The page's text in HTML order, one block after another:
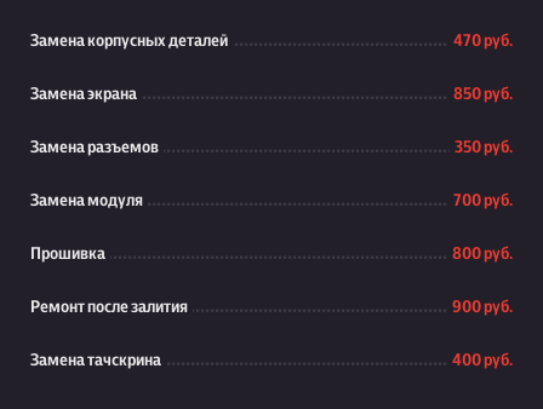
Замена корпусных деталей 470 руб.
Замена экрана 850 руб.
Замена разъемов 350 руб.
Замена модуля 700 руб.
Прошивка 800 руб.
Ремонт после залития 900 руб.
Замена тачскрина 400 руб.